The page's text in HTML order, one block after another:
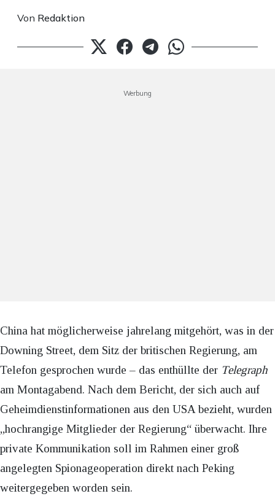
Von Redaktion
Werbung
China hat möglicherweise jahrelang mitgehört, was in der
Downing Street, dem Sitz der britischen Regierung, am
Telefon gesprochen wurde – das enthüllte der Telegraph
am Montagabend. Nach dem Bericht, der sich auch auf
Geheimdienstinformationen aus den USA bezieht, wurden
„hochrangige Mitglieder der Regierung“ überwacht. Ihre
private Kommunikation soll im Rahmen einer groß
angelegten Spionageoperation direkt nach Peking
weitergegeben worden sein.